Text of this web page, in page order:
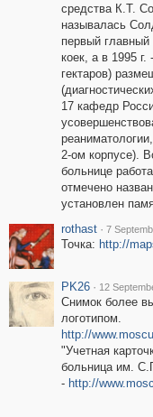
средства К.Т.
называлась
первый главный
коек, а в 1995
гектаров)
17 кафедр
2-ом корпусе).
больнице
отмечено
установлен
rothast · 7
Точка: http://
PK26 · 12
Снимок более
логотипом.
http://
"Учетная
больница им.
- http://